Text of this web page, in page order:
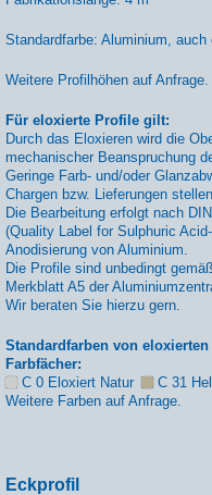
Standardfarbe: Aluminium,
Weitere Profilhöhen auf Anfrage.
Für eloxierte Profile gilt:
Durch das Eloxieren wird die
mechanischer Beanspruchung
Geringe Farb- und/oder
Chargen bzw. Lieferungen
Die Bearbeitung erfolgt nach
(Quality Label for Sulphuric
Anodisierung von Aluminium.
Die Profile sind unbedingt
Merkblatt A5 der
Wir beraten Sie hierzu gern.
Standardfarben von
Farbfächer:
C 0 Eloxiert Natur
C 31
Weitere Farben auf Anfrage.
Eckprofil